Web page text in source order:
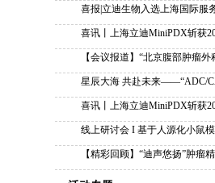
喜报|立迪生物入选上海国际服
喜讯丨上海立迪MiniPDX斩获
【会议报道】“北京腹部肿瘤
星辰大海 共赴未来——“ADC/
喜讯丨上海立迪MiniPDX斩获
线上研讨会 I 基于人源化小鼠
【精彩回顾】“迪声悠扬”肿